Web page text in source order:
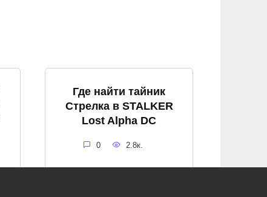
Где найти тайник
Стрелка в STALKER
Lost Alpha DC
0 2.8к.